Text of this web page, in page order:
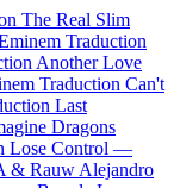
The Real Slim
Traduction
Another Love
Traduction Can't
Last
Dragons
Lose Control —
& Rauw Alejandro